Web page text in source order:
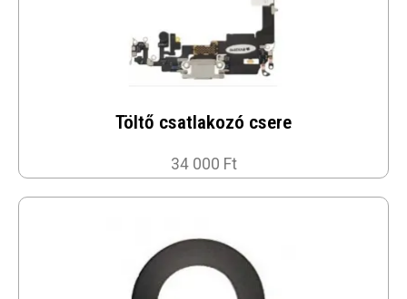
Töltő csatlakozó csere
34 000 Ft